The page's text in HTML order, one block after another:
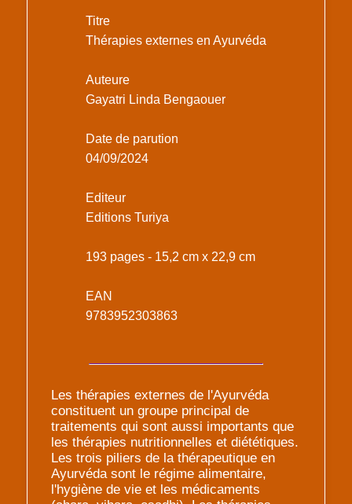
Titre
Thérapies externes en Ayurvéda
Auteure
Gayatri Linda Bengaouer
Date de parution
04/09/2024
Editeur
Editions Turiya
193 pages - 15,2 cm x 22,9 cm
EAN
9783952303863
Les thérapies externes de l'Ayurvéda
constituent un groupe principal de
traitements qui sont aussi importants que
les thérapies nutritionnelles et diététiques.
Les trois piliers de la thérapeutique en
Ayurvéda sont le régime alimentaire,
l'hygiène de vie et les médicaments